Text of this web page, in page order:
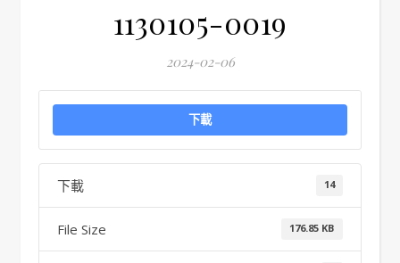
1130105-0019
2024-02-06
下載
下載 14
File Size 176.85 KB